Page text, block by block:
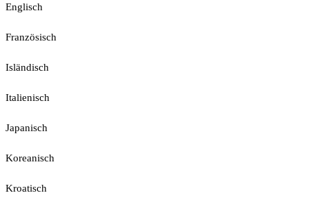
Englisch
Französisch
Isländisch
Italienisch
Japanisch
Koreanisch
Kroatisch